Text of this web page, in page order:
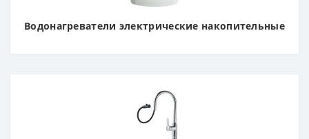
Водонагреватели электрические накопительные